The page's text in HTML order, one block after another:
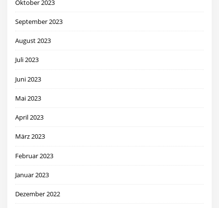
Oktober 2023
September 2023
August 2023
Juli 2023
Juni 2023
Mai 2023
April 2023
März 2023
Februar 2023
Januar 2023
Dezember 2022